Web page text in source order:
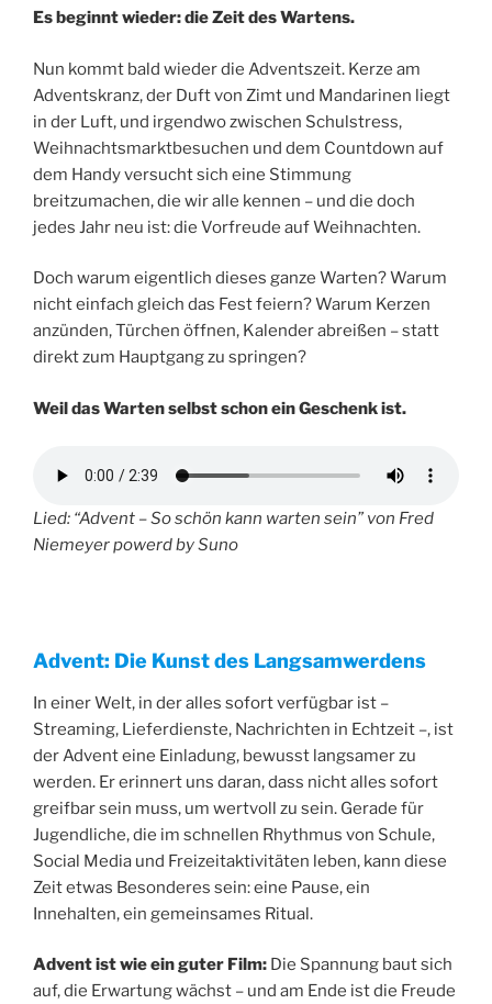
Es beginnt wieder: die Zeit des Wartens.
Nun kommt bald wieder die Adventszeit. Kerze am
Adventskranz, der Duft von Zimt und Mandarinen liegt
in der Luft, und irgendwo zwischen Schulstress,
Weihnachtsmarktbesuchen und dem Countdown auf
dem Handy versucht sich eine Stimmung
breitzumachen, die wir alle kennen – und die doch
jedes Jahr neu ist: die Vorfreude auf Weihnachten.
Doch warum eigentlich dieses ganze Warten? Warum
nicht einfach gleich das Fest feiern? Warum Kerzen
anzünden, Türchen öffnen, Kalender abreißen – statt
direkt zum Hauptgang zu springen?
Weil das Warten selbst schon ein Geschenk ist.
Lied: “Advent – So schön kann warten sein” von Fred
Niemeyer powerd by Suno
Advent: Die Kunst des Langsamwerdens
In einer Welt, in der alles sofort verfügbar ist –
Streaming, Lieferdienste, Nachrichten in Echtzeit –, ist
der Advent eine Einladung, bewusst langsamer zu
werden. Er erinnert uns daran, dass nicht alles sofort
greifbar sein muss, um wertvoll zu sein. Gerade für
Jugendliche, die im schnellen Rhythmus von Schule,
Social Media und Freizeitaktivitäten leben, kann diese
Zeit etwas Besonderes sein: eine Pause, ein
Innehalten, ein gemeinsames Ritual.
Advent ist wie ein guter Film: Die Spannung baut sich
auf, die Erwartung wächst – und am Ende ist die Freude